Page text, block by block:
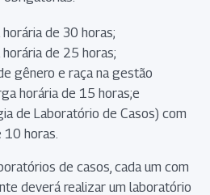
de 30 horas;
de 25 horas;
gênero e raça na gestão
horária de 15 horas;e
de Laboratório de Casos) com
10 horas.
de casos, cada um com
deverá realizar um laboratório